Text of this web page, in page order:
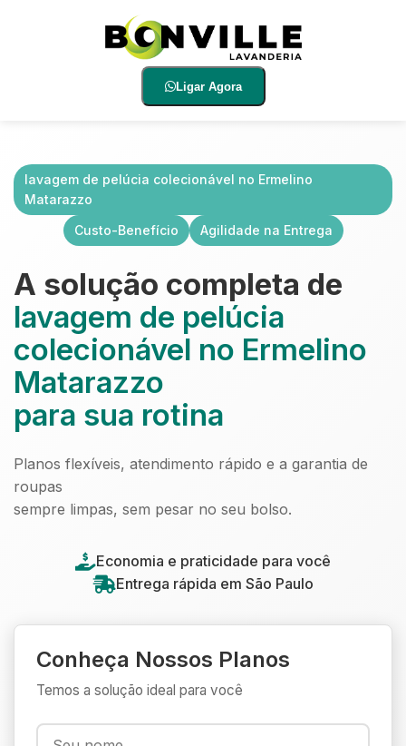
Ligar Agora
lavagem de pelúcia colecionável no Ermelino
Matarazzo
Custo-Benefício
Agilidade na Entrega
A solução completa de
lavagem de pelúcia
colecionável no Ermelino
Matarazzo
para sua rotina
Planos flexíveis, atendimento rápido e a garantia de
roupas
sempre limpas, sem pesar no seu bolso.
Economia e praticidade para você
Entrega rápida em São Paulo
Conheça Nossos Planos
Temos a solução ideal para você